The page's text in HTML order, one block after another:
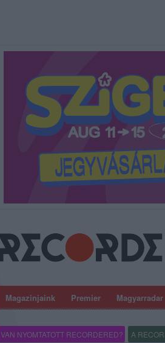
Magazinjaink Premier Magyarradar
VAN NYOMTATOTT RECORDERED? A